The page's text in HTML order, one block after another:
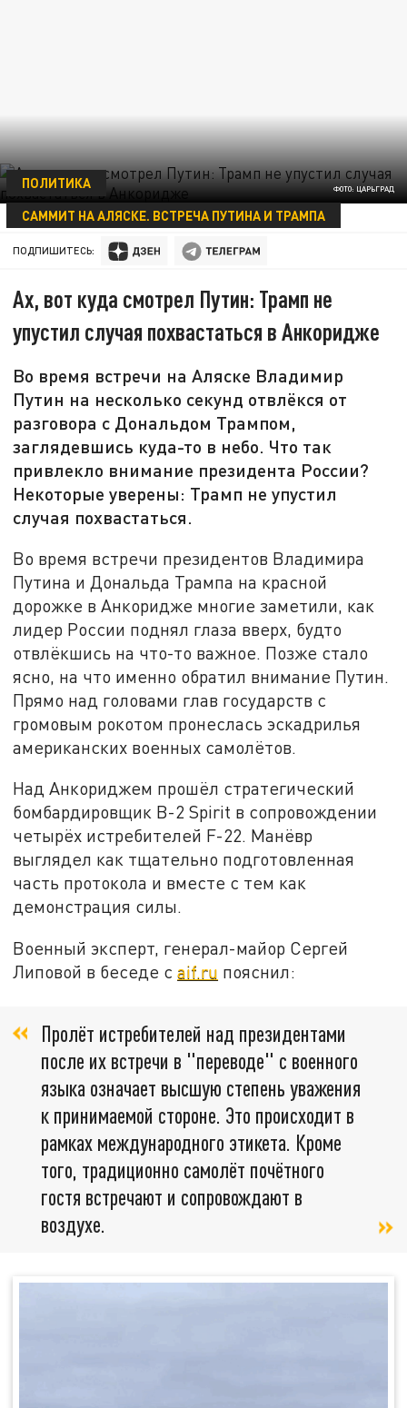
ФОТО: ЦАРЬГРАД
ПОЛИТИКА
САММИТ НА АЛЯСКЕ. ВСТРЕЧА ПУТИНА И ТРАМПА
17 АВГУСТА 09:47
ПОДПИШИТЕСЬ:
Ах, вот куда смотрел Путин: Трамп не
упустил случая похвастаться в Анкоридже
Во время встречи на Аляске Владимир
Путин на несколько секунд отвлёкся от
разговора с Дональдом Трампом,
заглядевшись куда-то в небо. Что так
привлекло внимание президента России?
Некоторые уверены: Трамп не упустил
случая похвастаться.
Во время встречи президентов Владимира
Путина и Дональда Трампа на красной
дорожке в Анкоридже многие заметили, как
лидер России поднял глаза вверх, будто
отвлёкшись на что-то важное. Позже стало
ясно, на что именно обратил внимание Путин.
Прямо над головами глав государств с
громовым рокотом пронеслась эскадрилья
американских военных самолётов.
Над Анкориджем прошёл стратегический
бомбардировщик B-2 Spirit в сопровождении
четырёх истребителей F-22. Манёвр
выглядел как тщательно подготовленная
часть протокола и вместе с тем как
демонстрация силы.
Военный эксперт, генерал-майор Сергей
Липовой в беседе сaif.ru пояснил:
Пролёт истребителей над президентами
после их встречи в "переводе" с военного
языка означает высшую степень уважения
к принимаемой стороне. Это происходит в
рамках международного этикета. Кроме
того, традиционно самолёт почётного
гостя встречают и сопровождают в
воздухе.